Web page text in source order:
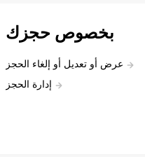
بخصوص حجزك
عرض أو تعديل أو إلغاء الحجز
إدارة الحجز